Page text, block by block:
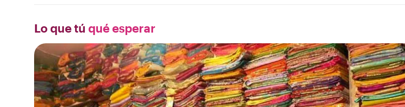
Lo que tú qué esperar